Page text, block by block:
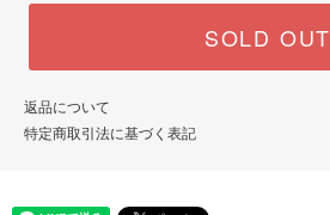
SOLD OUT
返品について
特定商取引法に基づく表記